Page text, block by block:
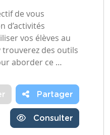
de vous
d’activités
vos élèves au
trouverez des outils
aborder ce …
Partager
Consulter